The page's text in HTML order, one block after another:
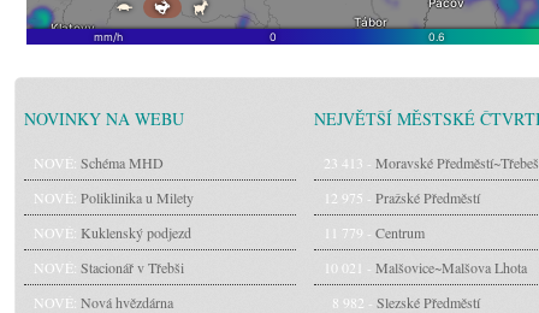
NOVINKY NA WEBU
NOVÉ: Schéma MHD
NOVÉ: Poliklinika u Milety
NOVÉ: Kuklenský podjezd
NOVÉ: Stacionář v Třebši
NOVÉ: Nová hvězdárna
NEJVĚTŠÍ MĚSTSKÉ
23 413 - Moravské Předměstí~Třebeš
12 975 - Pražské Předměstí
11 779 - Centrum
10 021 - Malšovice~Malšova Lhota
8 982 - Slezské Předměstí